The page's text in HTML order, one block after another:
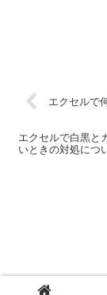
エクセルで
エクセルで白黒と
いときの対処につ